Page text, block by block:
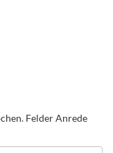
Felder Anrede